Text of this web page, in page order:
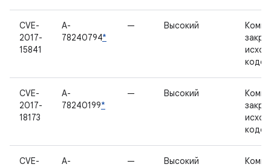
CVE-
2017-
15841
A-
78240794*
— Высокий
кодом
CVE-
2017-
18173
A-
78240199*
— Высокий
кодом
CVE-
A-
— Высокий